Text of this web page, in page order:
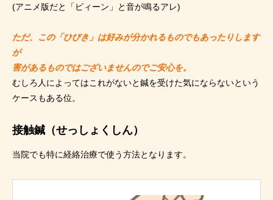
(アニメ版だと「ピィーン」と音が鳴るアレ)
ただ、この「ひびき」は好みが分かれるものでもあったりします
が
害があるものではございませんのでご安心を。
むしろ人によってはこれがないと鍼を受けた気にならないという
ケースもある位。
接触鍼（せっしょくしん）
当院でも特に経絡治療で使う方法となります。